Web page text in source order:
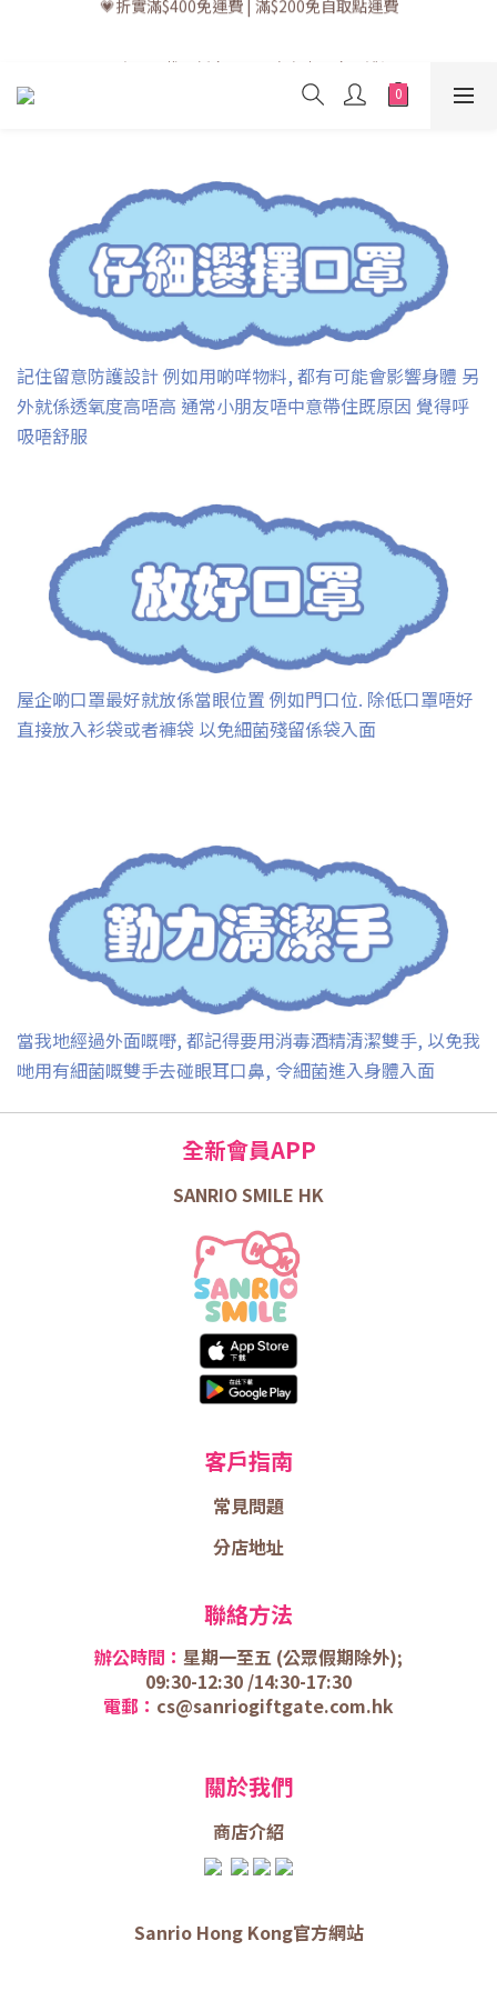
💗訂單一般送貨時間為3至5個工作天 (星期六、日及公眾假期並非
💗立即下載全新會員APP享有專屬會員禮遇
💗訂單一般送貨時間為3至5個工作天 (星期六、日及公眾假期並非
記住留意防護設計 例如用啲咩物料, 都有可能會影響身體 另
外就係透氧度高唔高 通常小朋友唔中意帶住既原因 覺得呼
吸唔舒服
屋企啲口罩最好就放係當眼位置 例如門口位. 除低口罩唔好
直接放入衫袋或者褲袋 以免細菌殘留係袋入面
當我地經過外面嘅嘢, 都記得要用消毒酒精清潔雙手, 以免我
哋用有細菌嘅雙手去碰眼耳口鼻, 令細菌進入身體入面
全新會員APP
SANRIO SMILE HK
客戶指南
常見問題
分店地址
聯絡方法
辦公時間： 星期一至五 (公眾假期除外);
09:30-12:30 /14:30-17:30
電郵： cs@sanriogiftgate.com.hk
關於我們
商店介紹
Sanrio Hong Kong官方網站